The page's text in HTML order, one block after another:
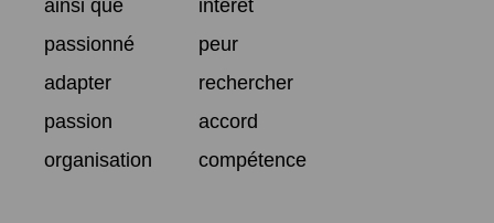
ainsi que
intérêt
passionné
peur
adapter
rechercher
passion
accord
organisation
compétence